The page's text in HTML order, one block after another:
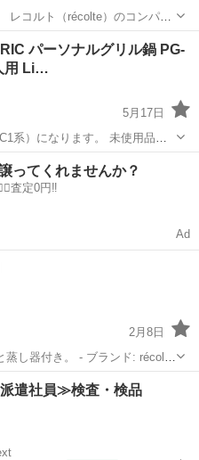
リ（POT DUO esprit / RPD-
で「蒸す・煮る・焼く・揚げる」の...
パーソナルグリル鍋 PG-
用 Li…
5月17日
なります。 未使用品で
】 ・本体 ・
・電源コード ※写真にあるもの
MATRIC
ってくれませんか？
査定0円‼️
Ad
2月8日
- ブランド: récolte
多機能な調理器具 - カラー: ホ
能を備えた...
チン家電 Duo
遣社員≫検査・検品